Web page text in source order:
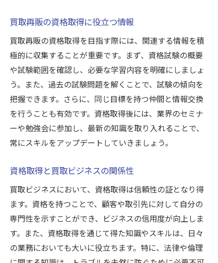
買取再販の資格取得に役立つ情報
買取再販の資格取得を目指す際には、関連する情報を積
極的に収集することが重要です。まず、資格試験の概要
や試験範囲を確認し、必要な学習内容を明確にしましょ
う。また、過去の試験問題を解くことで、試験の傾向を
把握できます。さらに、同じ目標を持つ仲間と情報交換
を行うことも有効です。資格取得後には、業界のセミナ
ーや勉強会に参加し、最新の知識を取り入れることで、
常にスキルをアップデートしていきましょう。
資格取得と買取ビジネスの関係性
買取ビジネスにおいて、資格取得は信頼性の証となり得
ます。資格を持つことで、顧客や取引先に対して自分の
専門性を示すことができ、ビジネスの信用度が向上しま
す。また、資格取得を通じて得た知識やスキルは、日々
の業務においても大いに役立ちます。特に、法律や倫理